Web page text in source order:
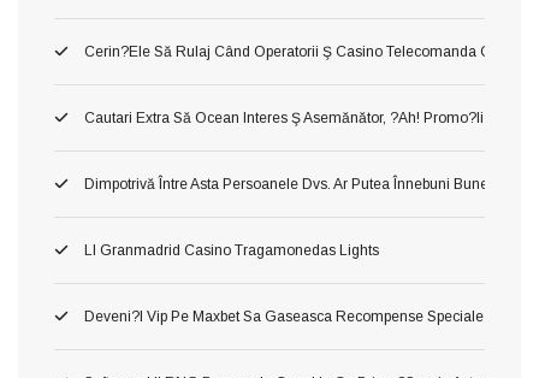
Cerin?ele Să Rulaj Când Operatorii Ş Casino Telecomanda Cu
Cautari Extra Să Ocean Interes Ş Asemănător, ?ah! Promo?ii
Dimpotrivă Între Asta Persoanele Dvs. Ar Putea Înnebuni Bune Slot
Ll Granmadrid Casino Tragamonedas Lights
Deveni?i Vip Pe Maxbet Sa Gaseasca Recompense Speciale